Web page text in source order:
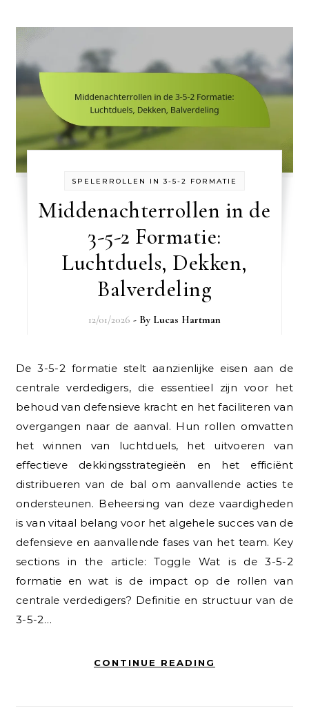
SPELERROLLEN IN 3-5-2 FORMATIE
Middenachterrollen in de
3-5-2 Formatie:
Luchtduels, Dekken,
Balverdeling
12/01/2026 - By Lucas Hartman
De 3-5-2 formatie stelt aanzienlijke eisen aan de
centrale verdedigers, die essentieel zijn voor het
behoud van defensieve kracht en het faciliteren van
overgangen naar de aanval. Hun rollen omvatten
het winnen van luchtduels, het uitvoeren van
effectieve dekkingsstrategieën en het efficiënt
distribueren van de bal om aanvallende acties te
ondersteunen. Beheersing van deze vaardigheden
is van vitaal belang voor het algehele succes van de
defensieve en aanvallende fases van het team. Key
sections in the article: Toggle Wat is de 3-5-2
formatie en wat is de impact op de rollen van
centrale verdedigers? Definitie en structuur van de
3-5-2…
CONTINUE READING